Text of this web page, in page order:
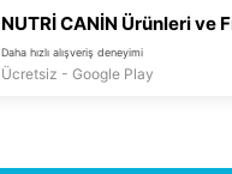
NUTRİ CANİN Ürünleri ve
Daha hızlı alışveriş deneyimi
Ücretsiz - Google Play